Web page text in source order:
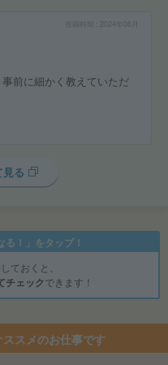
2024年06月
前に細かく教えていただ
る
！」をタップ！
ておくと、
チェックできます！
スメのお仕事です